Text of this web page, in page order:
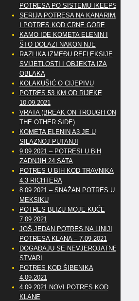
POTRESA PO SISTEMU IKEEPS
SERIJA POTRESA NA KANARIMA
I POTRES KOD CRNE GORE
KAMO IDE KOMETA ELENIN I
ŠTO DOLAZI NAKON NJE
RAZLIKA IZMEĐU REFLEKSIJE
SVIJETLOSTI I OBJEKTA IZA
OBLAKA
KOLAKUŠIĆ O CIJEPIVU
POTRES 53 KM OD RIJEKE
10.09.2021
VRATA (BREAK ON TROUGH ON
THE OTHER SIDE)
KOMETA ELENIN A3 JE U
SILAZNOJ PUTANJI
9.09.2021 – POTRESI U BiH
ZADNJIH 24 SATA
POTRES U BIH KOD TRAVNIKA
4.3 RICHTERA
8.09.2021 – SNAŽAN POTRES U
MEKSIKU
POTRES BLIZU MOJE KUĆE
7.09.2021
JOŠ JEDAN POTRES NA LINIJI
POTRESA KLANA – 7.09.2021
DOGAĐAJU SE NEVJEROJATNE
STVARI
POTRES KOD ŠIBENIKA
4.09.2021
4.09.2021 NOVI POTRES KOD
KLANE